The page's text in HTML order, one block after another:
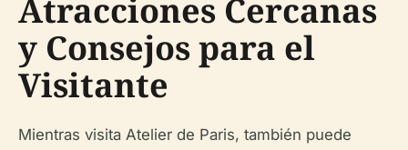
Atracciones Cercanas
y Consejos para el
Visitante
Mientras visita Atelier de Paris, también puede